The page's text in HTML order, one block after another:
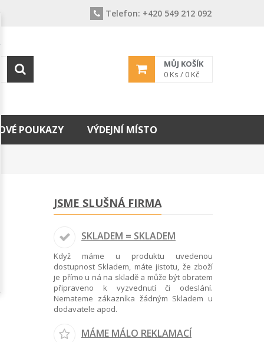
Telefon: +420 549 212 092
MŮJ KOŠÍK
0 Ks / 0 Kč
POUKAZY VÝDEJNÍ MÍSTO
JSME SLUŠNÁ FIRMA
SKLADEM = SKLADEM
Když máme u produktu uvedenou
dostupnost Skladem, máte jistotu, že zboží
je přímo u ná na skladě a může být obratem
připraveno k vyzvednutí či odeslání.
Nemateme zákazníka žádným Skladem u
dodavatele apod.
MÁME MÁLO REKLAMACÍ